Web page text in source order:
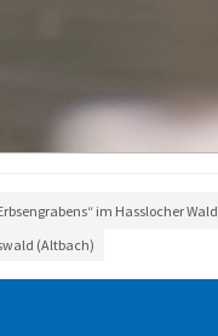
im Hasslocher Wald
(Altbach)